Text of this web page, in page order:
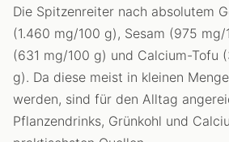
Die Spitzenreiter nach absolutem
(1.460 mg/100 g), Sesam (975
(631 mg/100 g) und Calcium-Tofu
g). Da diese meist in kleinen
werden, sind für den Alltag
Pflanzendrinks, Grünkohl und